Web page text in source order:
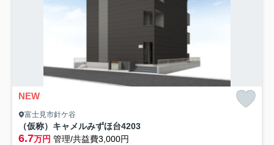
NEW
富士見市針ケ谷
（仮称）キャメルみずほ台4203
6.7万円 管理/共益費3,000円